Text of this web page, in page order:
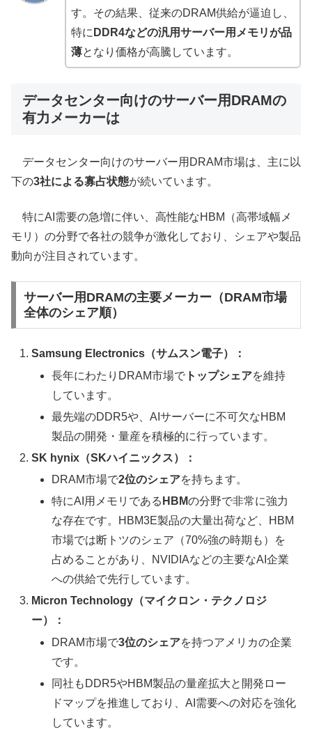
す。その結果、従来のDRAM供給が逼迫し、
特に DDR4などの汎用サーバー用メモリが品
薄となり価格が高騰しています。
データセンター向けのサーバー用DRAMの
有力メーカーは
データセンター向けのサーバー用DRAM市場は、主に以
下の3社による寡占状態が続いています。
特にAI需要の急増に伴い、高性能なHBM（高帯域幅メ
モリ）の分野で各社の競争が激化しており、シェアや製品
動向が注目されています。
サーバー用DRAMの主要メーカー（DRAM市場
全体のシェア順）
Samsung Electronics（サムスン電子）：
長年にわたりDRAM市場で トップシェアを維持
しています。
最先端のDDR5や、AIサーバーに不可欠なHBM
製品の開発・量産を積極的に行っています。
SK hynix（SKハイニックス）：
DRAM市場で2位のシェアを持ちます。
特にAI用メモリである HBMの分野で非常に強力
な存在です。HBM3E製品の大量出荷など、HBM
市場では断トツのシェア（70%強の時期も）を
占めることがあり、NVIDIAなどの主要なAI企業
への供給で先行しています。
Micron Technology（マイクロン・テクノロジ
ー）：
DRAM市場で3位のシェアを持つアメリカの企業
です。
同社もDDR5やHBM製品の量産拡大と開発ロー
ドマップを推進しており、AI需要への対応を強化
しています。